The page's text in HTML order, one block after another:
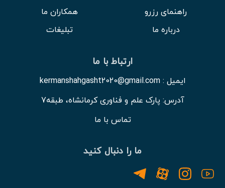
راهنمای رزرو
درباره ما
همکاران ما
تبلیغات
ارتباط با ما
ایمیل : kermanshahgasht2020@gmail.com
آدرس: پارک علم و فناوری کرمانشاه، طبقه7
تماس با ما
ما را دنبال کنید